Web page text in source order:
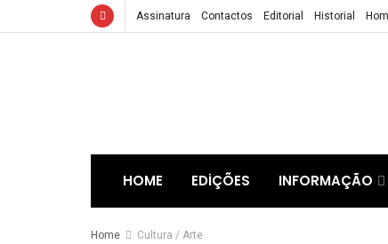
Assinatura Contactos Editorial Historial
HOME EDIÇÕES INFORMAÇÃO
Home Cultura / Arte